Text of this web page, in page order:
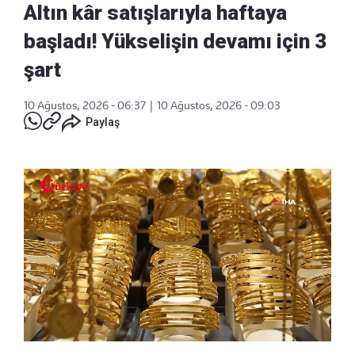
Altın kâr satışlarıyla haftaya
başladı! Yükselişin devamı için 3
şart
10 Ağustos, 2026 - 06:37
10 Ağustos, 2026 - 09:03
Paylaş